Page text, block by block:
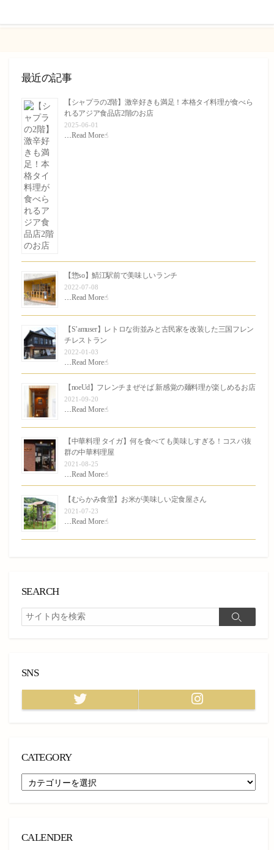
最近の記事
【シャプラの2階】激辛好きも満足！本格タイ料理が食べら
れるアジア食品店2階のお店
2025-06-01
…Read More☝︎
【惣so】鯖江駅前で美味しいランチ
2022-07-08
…Read More☝︎
【S’amuser】レトロな街並みと古民家を改装した三国フレン
チレストラン
2022-01-03
…Read More☝︎
【noeUd】フレンチまぜそば 新感覚の麺料理が楽しめるお店
2021-09-20
…Read More☝︎
【中華料理 タイガ】何を食べても美味しすぎる！コスパ抜
群の中華料理屋
2021-08-25
…Read More☝︎
【むらかみ食堂】お米が美味しい定食屋さん
2021-07-23
…Read More☝︎
SEARCH
検
索
検
SNS
Twitter Instagram
CATEGORY
CATEGORY
CALENDER